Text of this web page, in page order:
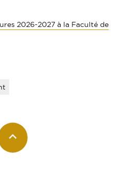
2026-2027 à la Faculté de